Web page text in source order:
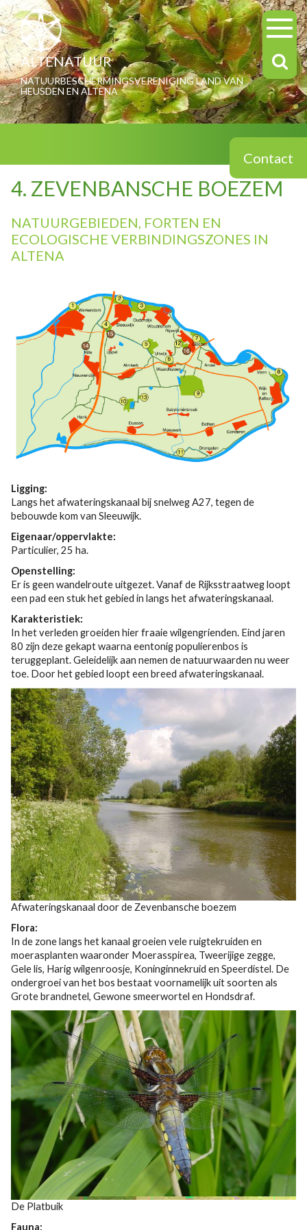
ALTENATUUR
NATUURBESCHERMINGSVERENIGING LAND VAN
HEUSDEN EN ALTENA
Contact
4. ZEVENBANSCHE BOEZEM
NATUURGEBIEDEN, FORTEN EN
ECOLOGISCHE VERBINDINGSZONES IN
ALTENA
Ligging:
Langs het afwateringskanaal bij snelweg A27, tegen de
bebouwde kom van Sleeuwijk.
Eigenaar/oppervlakte:
Particulier, 25 ha.
Openstelling:
Er is geen wandelroute uitgezet. Vanaf de Rijksstraatweg loopt
een pad een stuk het gebied in langs het afwateringskanaal.
Karakteristiek:
In het verleden groeiden hier fraaie wilgengrienden. Eind jaren
80 zijn deze gekapt waarna eentonig populierenbos is
teruggeplant. Geleidelijk aan nemen de natuurwaarden nu weer
toe. Door het gebied loopt een breed afwateringskanaal.
Afwateringskanaal door de Zevenbansche boezem
Flora:
In de zone langs het kanaal groeien vele ruigtekruiden en
moerasplanten waaronder Moerasspirea, Tweerijige zegge,
Gele lis, Harig wilgenroosje, Koninginnekruid en Speerdistel. De
ondergroei van het bos bestaat voornamelijk uit soorten als
Grote brandnetel, Gewone smeerwortel en Hondsdraf.
De Platbuik
Fauna: